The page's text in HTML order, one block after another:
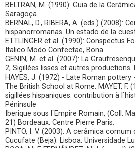
BELTRAN, M. (1990): Guia de la
Saragoça.
BERNAL, D., RIBERA, A. (eds.) (2008):
hispanorromanas. Un estado de la
ETTLINGER et al. (1990): Conspectus
Italico Modo Confectae, Bona.
GENIN, M. et al. (2007): La
2, Sigillées lisses et autres productions.
HAYES, J. (1972) - Late Roman pottery
The British School at Rome. MAYET, F.
sigillées hispaniques: contribution à
Péninsule
Iberique sous l`Empire Romain, (Coll.
21) Bordeaux: Centre Pierre Paris.
PINTO, I. V. (2003): A cerâmica
Cucufate (Beja). Lisboa: Universidade